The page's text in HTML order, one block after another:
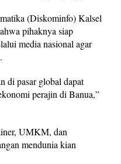
(Diskominfo) Kalsel
pihaknya siap
media nasional agar
di pasar global dapat
perajin di Banua,”
UMKM, dan
mendunia kian